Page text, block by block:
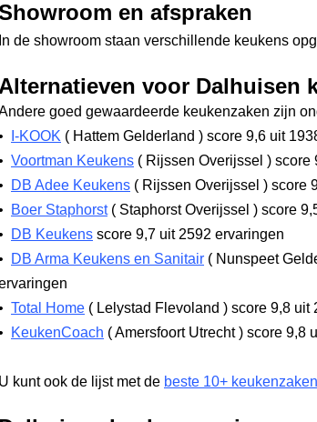
en afspraken
In de showroom staan verschillende keukens
Alternatieven voor Dalhuisen
goed gewaardeerde keukenzaken zijn
I-KOOK ( Hattem Gelderland ) score 9,6 uit
Voortman Keukens ( Rijssen Overijssel ) score
DB Adee Keukens ( Rijssen Overijssel ) score
Boer Staphorst ( Staphorst Overijssel ) score
DB Keukens score 9,7 uit 2592 ervaringen
DB Arma Keukens en Sanitair ( Nunspeet
Total Home ( Lelystad Flevoland ) score 9,8 uit
KeukenCoach (Amersfoort Utrecht) score 9,8
U kunt ook de lijst met de beste 10+ keukenzaken